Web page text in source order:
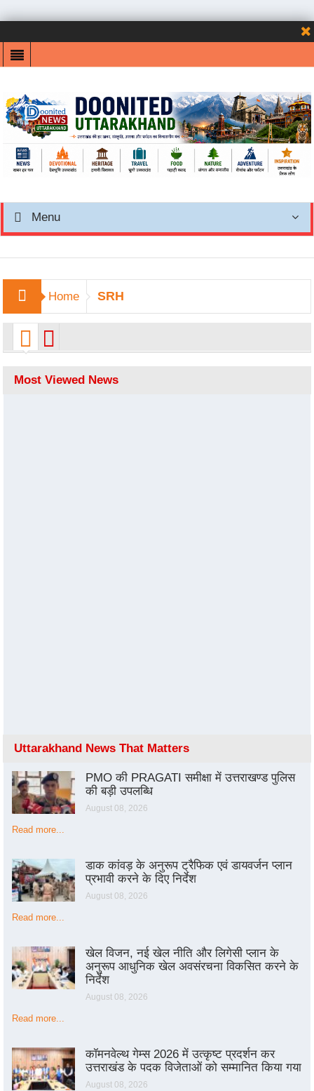
Menu
Home SRH
Most Viewed News
Uttarakhand News That Matters
PMO की PRAGATI समीक्षा में उत्तराखण्ड पुलिस
की बड़ी उपलब्धि
August 08, 2026
Read more...
डाक कांवड़ के अनुरूप ट्रैफिक एवं डायवर्जन प्लान
प्रभावी करने के दिए निर्देश
August 08, 2026
Read more...
खेल विजन, नई खेल नीति और लिगेसी प्लान के
अनुरूप आधुनिक खेल अवसंरचना विकसित करने के
निर्देश
August 08, 2026
Read more...
कॉमनवेल्थ गेम्स 2026 में उत्कृष्ट प्रदर्शन कर
उत्तराखंड के पदक विजेताओं को सम्मानित किया गया
August 08, 2026